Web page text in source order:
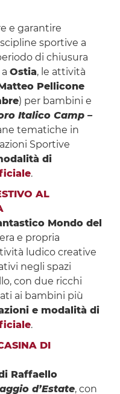
e garantire
sportive a
di chiusura
Ostia, le attività
Pellicone
) per bambini e
Italico Camp –
tematiche in
Sportive
di
.
AL
Mondo del
e propria
ludico creative
negli spazi
con due ricchi
ai bambini più
e modalità di
.
DI
Raffaello
d’Estate, con